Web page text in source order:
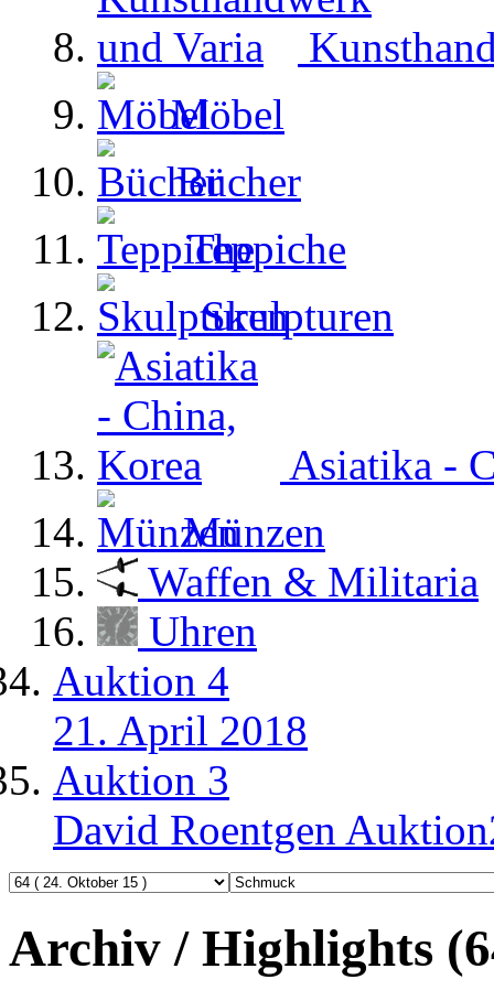
Möbel
Bücher
Teppiche
Skulpturen
Asiatika -
Münzen
Waffen & Militaria
Uhren
Auktion 4
21. April 2018
Auktion 3
David Roentgen
Archiv / Highlights